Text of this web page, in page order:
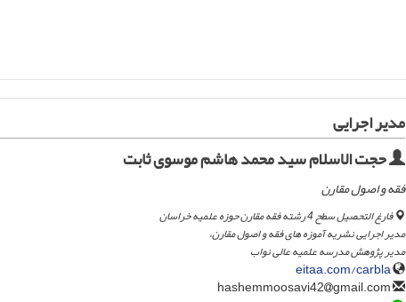
مدیر اجرایی
حجت الاسلام سید محمد هاشم موسوی ثابت
فقه و اصول مقارن
فارغ التحصیل سطح 4 رشته فقه مقارن حوزه علمیه خراسان
مدیر اجرایی نشریه آموزه های فقه و اصول مقارن،
مدیر پژوهش مدرسه علمیه عالی نواب
eitaa.com/carbla
gmail.com